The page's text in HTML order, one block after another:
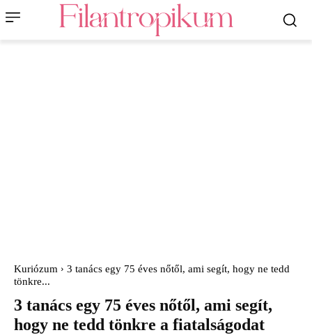
Kuriózum
3 tanács egy 75 éves nőtől, ami segít, hogy ne tedd
tönkre...
3 tanács egy 75 éves nőtől, ami segít,
hogy ne tedd tönkre a fiatalságodat